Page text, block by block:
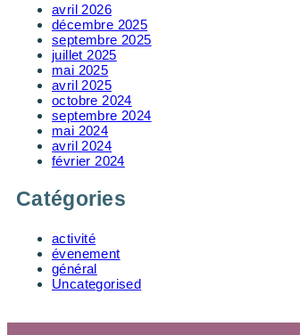
avril 2026
décembre 2025
septembre 2025
juillet 2025
mai 2025
avril 2025
octobre 2024
septembre 2024
mai 2024
avril 2024
février 2024
Catégories
activité
évenement
général
Uncategorised